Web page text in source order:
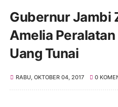
Gubernur Jambi
Amelia
Uang Tunai
RABU, OKTOBER 04, 2017 0